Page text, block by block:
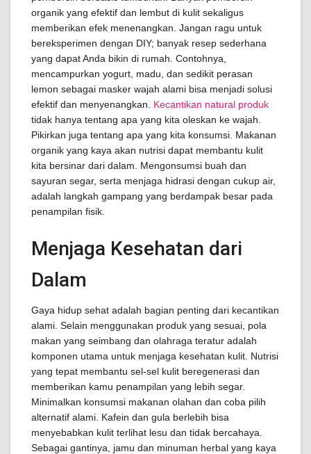
organik yang efektif dan lembut di kulit sekaligus
memberikan efek menenangkan. Jangan ragu untuk
bereksperimen dengan DIY; banyak resep sederhana
yang dapat Anda bikin di rumah. Contohnya,
mencampurkan yogurt, madu, dan sedikit perasan
lemon sebagai masker wajah alami bisa menjadi solusi
efektif dan menyenangkan. Kecantikan natural produk
tidak hanya tentang apa yang kita oleskan ke wajah.
Pikirkan juga tentang apa yang kita konsumsi. Makanan
organik yang kaya akan nutrisi dapat membantu kulit
kita bersinar dari dalam. Mengonsumsi buah dan
sayuran segar, serta menjaga hidrasi dengan cukup air,
adalah langkah gampang yang berdampak besar pada
penampilan fisik.
Menjaga Kesehatan dari
Dalam
Gaya hidup sehat adalah bagian penting dari kecantikan
alami. Selain menggunakan produk yang sesuai, pola
makan yang seimbang dan olahraga teratur adalah
komponen utama untuk menjaga kesehatan kulit. Nutrisi
yang tepat membantu sel-sel kulit beregenerasi dan
memberikan kamu penampilan yang lebih segar.
Minimalkan konsumsi makanan olahan dan coba pilih
alternatif alami. Kafein dan gula berlebih bisa
menyebabkan kulit terlihat lesu dan tidak bercahaya.
Sebagai gantinya, jamu dan minuman herbal yang kaya